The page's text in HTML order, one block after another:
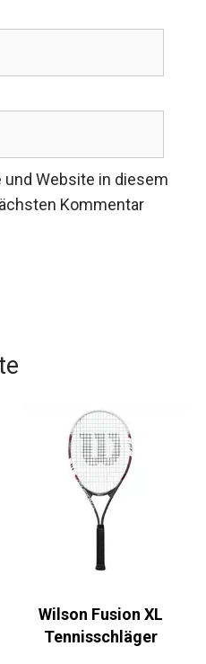
und Website in diesem
Kommentar
Wilson Fusion XL
Tennisschläger